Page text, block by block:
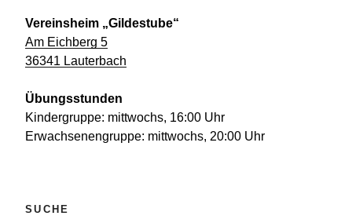
Vereinsheim „Gildestube“
Am Eichberg 5
36341 Lauterbach
Übungsstunden
Kindergruppe: mittwochs, 16:00 Uhr
Erwachsenengruppe: mittwochs, 20:00 Uhr
SUCHE